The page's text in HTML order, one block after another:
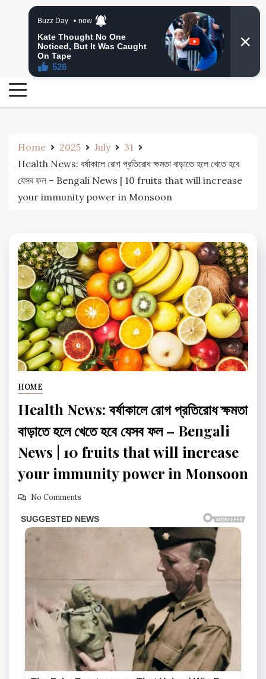
24 Ghanta Bangla News
24 Ghanta Bengali News
Home 2025 July
31
Health News: বর্ষাকালে রোগ প্রতিরোধ ক্ষমতা বাড়াতে হলে খেতে হবে
যেসব ফল – Bengali News | 10 fruits that will increase
your immunity power in Monsoon
HOME
Health News: বর্ষাকালে রোগ প্রতিরোধ ক্ষমতা
বাড়াতে হলে খেতে হবে যেসব ফল – Bengali
News | 10 fruits that will increase
your immunity power in Monsoon
No Comments